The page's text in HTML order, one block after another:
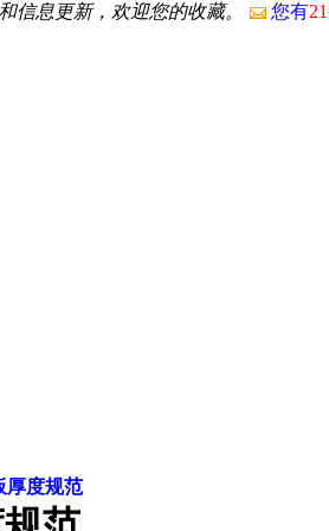
信息更新，欢迎您的收藏。 您有21
厚度规范